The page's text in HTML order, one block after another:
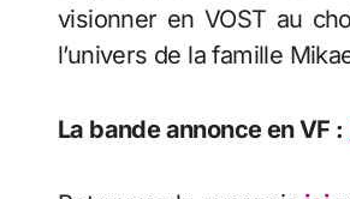
visionner en VOST au
l’univers de la famille
La bande annonce en VF :